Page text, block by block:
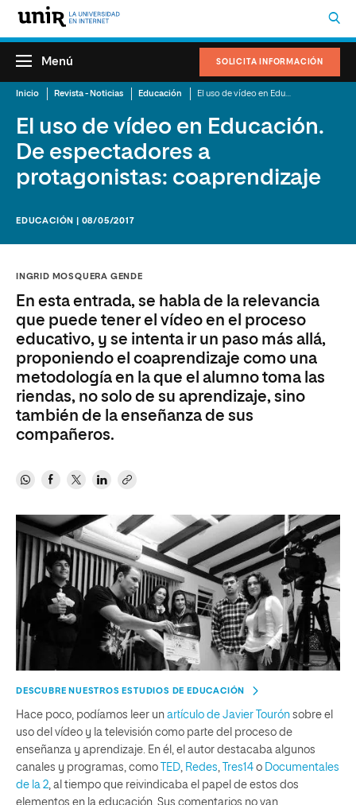
SOLICITA INFORMACIÓN
Menú
Inicio Revista - Noticias Educación
El uso de vídeo en Educación.
De espectadores a
protagonistas: coaprendizaje
EDUCACIÓN | 08/05/2017
INGRID MOSQUERA GENDE
En esta entrada, se habla de la relevancia
que puede tener el vídeo en el proceso
educativo, y se intenta ir un paso más allá,
proponiendo el coaprendizaje como una
metodología en la que el alumno toma las
riendas, no solo de su aprendizaje, sino
también de la enseñanza de sus
compañeros.
DESCUBRE NUESTROS ESTUDIOS DE EDUCACIÓN
Hace poco, podíamos leer un artículo de Javier Tourón sobre el
uso del vídeo y la televisión como parte del proceso de
enseñanza y aprendizaje. En él, el autor destacaba algunos
canales y programas, como
TED, Redes, Tres14 o Documentales
de la 2, al tiempo que reivindicaba el papel de estos dos